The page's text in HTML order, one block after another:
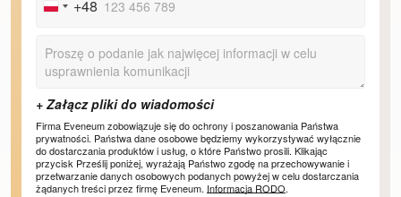
Poland
+48
Firma Eveneum zobowiązuje się do ochrony i poszanowania Państwa
prywatności. Państwa dane osobowe będziemy wykorzystywać wyłącznie
do dostarczania produktów i usług, o które Państwo prosili. Klikając
przycisk Prześlij poniżej, wyrażają Państwo zgodę na przechowywanie i
przetwarzanie danych osobowych podanych powyżej w celu dostarczania
żądanych treści przez firmę Eveneum. Informacja RODO.